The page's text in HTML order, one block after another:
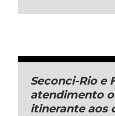
Seconci-Rio e
atendimento
itinerante aos